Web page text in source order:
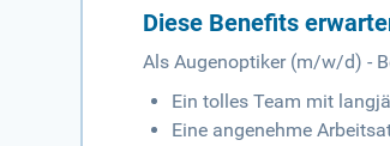
Diese Benefits
Als Augenoptiker (m/w/d) -
Ein tolles Team mit
Eine angenehme